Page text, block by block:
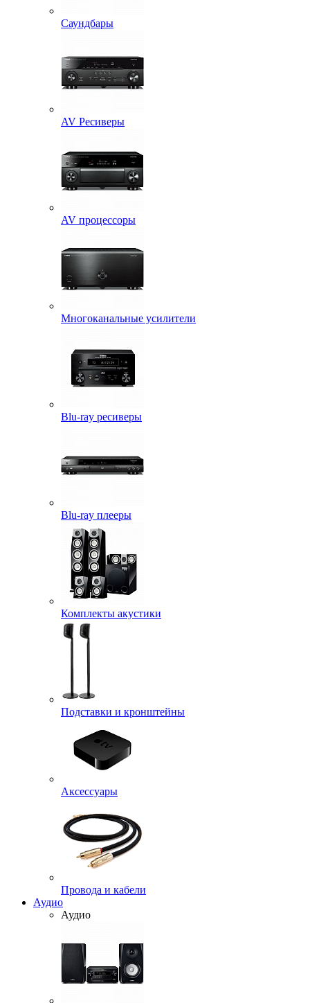
Саундбары
AV Ресиверы
AV процессоры
Многоканальные усилители
Blu-ray ресиверы
Blu-ray плееры
Комплекты акустики
Подставки и кронштейны
Аксессуары
Провода и кабели
Аудио
Аудио